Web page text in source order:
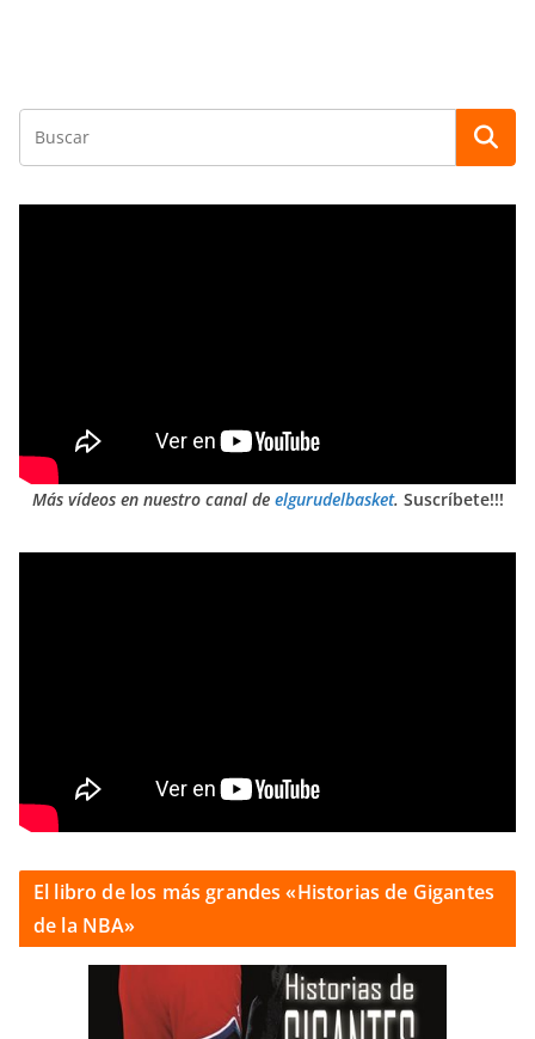
Más vídeos en nuestro canal de elgurudelbasket. Suscríbete!!!
El libro de los más grandes «Historias de Gigantes
de la NBA»